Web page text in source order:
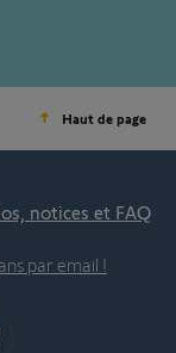
Haut de page
notices et FAQ
par email !